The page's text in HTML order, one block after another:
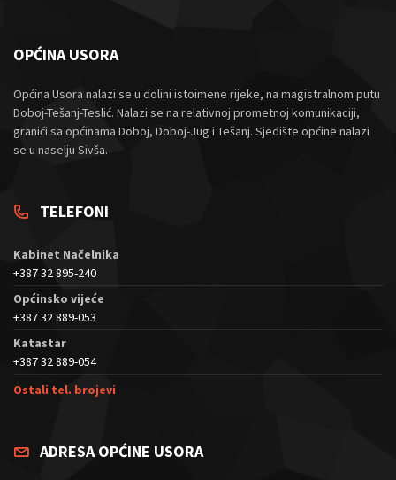
OPĆINA USORA
Općina Usora nalazi se u dolini istoimene rijeke, na magistralnom putu
Doboj-Tešanj-Teslić. Nalazi se na relativnoj prometnoj komunikaciji,
graniči sa općinama Doboj, Doboj-Jug i Tešanj. Sjedište općine nalazi
se u naselju Sivša.
TELEFONI
Kabinet Načelnika
+387 32 895-240
Općinsko vijeće
+387 32 889-053
Katastar
+387 32 889-054
Ostali tel. brojevi
ADRESA OPĆINE USORA